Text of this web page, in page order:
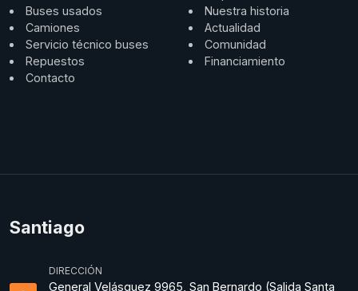
Buses usados
Camiones
Servicio técnico buses
Repuestos
Contacto
Nuestra historia
Actualidad
Comunidad
Financiamiento
Santiago
DIRECCIÓN
General Velásquez 9965, San Bernardo (Salida Santa